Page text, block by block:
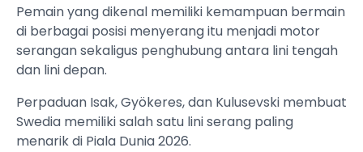
Pemain yang dikenal memiliki kemampuan bermain
di berbagai posisi menyerang itu menjadi motor
serangan sekaligus penghubung antara lini tengah
dan lini depan.
Perpaduan Isak, Gyökeres, dan Kulusevski membuat
Swedia memiliki salah satu lini serang paling
menarik di Piala Dunia 2026.